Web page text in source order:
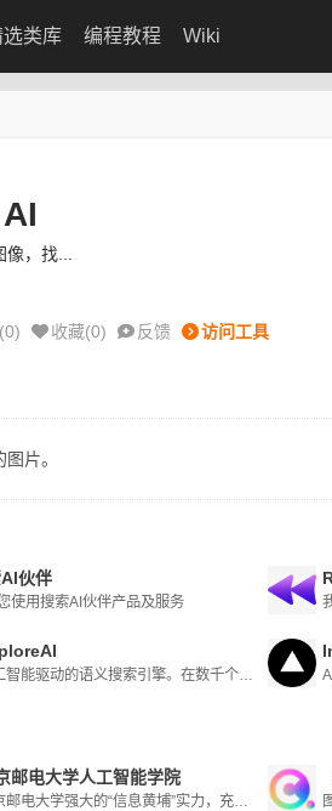
选类库 编程教程 Wiki
，找...
0) 收藏(0) 反馈 访问工具
片。
伙伴
使用搜索AI伙伴产品及服务
人工智能驱动的语义搜索引擎。在数千个YouTube视频中直接搜索答案，免费，易于导航和快速。
邮电大学人工智能学院
北京邮电大学强大的“信息黄埔”实力，充分利用学院的多学科交叉特色，注重理工融合、科教融合、产教融合，守正创新，努力打造一流的人工智能人才培养和科技创新基地。